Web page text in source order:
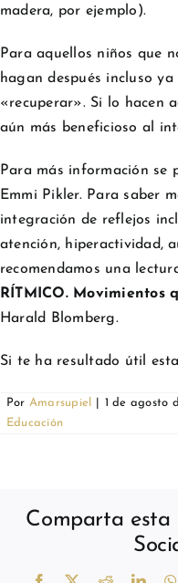
madera, por ejemplo).
Para aquellos niños que
hagan después incluso
«recuperar». Si lo hacen
aún más beneficioso al
Para más información
Emmi Pikler. Para saber
integración de reflejos
atención, hiperactividad,
recomendamos una
RÍTMICO. Movimientos
Harald Blomberg.
Si te ha resultado útil
Por Amarsupiel 1 de agosto
Educación
Comparta esta
Facebook Reddit